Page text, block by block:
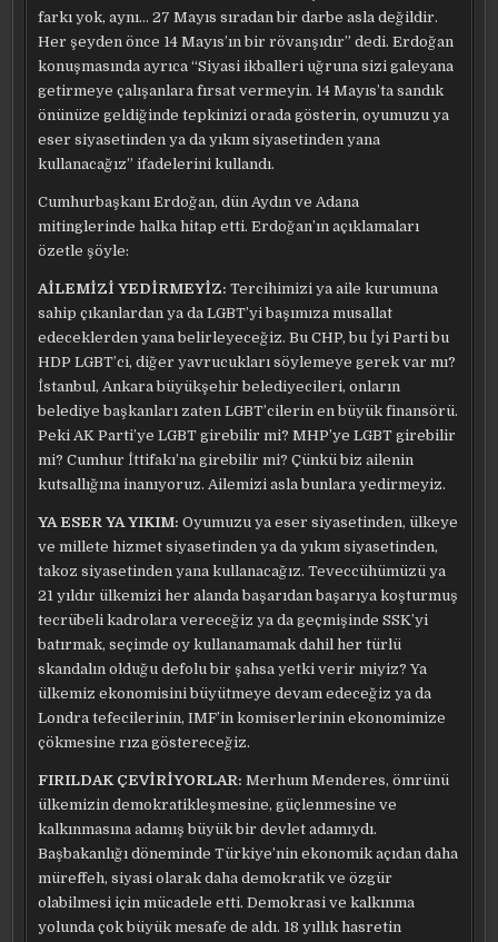
farkı yok, aynı… 27 Mayıs sıradan bir darbe asla değildir.
Her şeyden önce 14 Mayıs’ın bir rövanşıdır” dedi. Erdoğan
konuşmasında ayrıca “Siyasi ikballeri uğruna sizi galeyana
getirmeye çalışanlara fırsat vermeyin. 14 Mayıs’ta sandık
önünüze geldiğinde tepkinizi orada gösterin, oyumuzu ya
eser siyasetinden ya da yıkım siyasetinden yana
kullanacağız” ifadelerini kullandı.
Cumhurbaşkanı Erdoğan, dün Aydın ve Adana
mitinglerinde halka hitap etti. Erdoğan’ın açıklamaları
özetle şöyle:
AİLEMİZİ YEDİRMEYİZ: Tercihimizi ya aile kurumuna
sahip çıkanlardan ya da LGBT’yi başımıza musallat
edeceklerden yana belirleyeceğiz. Bu CHP, bu İyi Parti bu
HDP LGBT’ci, diğer yavrucukları söylemeye gerek var mı?
İstanbul, Ankara büyükşehir belediyecileri, onların
belediye başkanları zaten LGBT’cilerin en büyük finansörü.
Peki AK Parti’ye LGBT girebilir mi? MHP’ye LGBT girebilir
mi? Cumhur İttifakı’na girebilir mi? Çünkü biz ailenin
kutsallığına inanıyoruz. Ailemizi asla bunlara yedirmeyiz.
YA ESER YA YIKIM: Oyumuzu ya eser siyasetinden, ülkeye
ve millete hizmet siyasetinden ya da yıkım siyasetinden,
takoz siyasetinden yana kullanacağız. Teveccühümüzü ya
21 yıldır ülkemizi her alanda başarıdan başarıya koşturmuş
tecrübeli kadrolara vereceğiz ya da geçmişinde SSK’yi
batırmak, seçimde oy kullanamamak dahil her türlü
skandalın olduğu defolu bir şahsa yetki verir miyiz? Ya
ülkemiz ekonomisini büyütmeye devam edeceğiz ya da
Londra tefecilerinin, IMF’in komiserlerinin ekonomimize
çökmesine rıza göstereceğiz.
FIRILDAK ÇEVİRİYORLAR: Merhum Menderes, ömrünü
ülkemizin demokratikleşmesine, güçlenmesine ve
kalkınmasına adamış büyük bir devlet adamıydı.
Başbakanlığı döneminde Türkiye’nin ekonomik açıdan daha
müreffeh, siyasi olarak daha demokratik ve özgür
olabilmesi için mücadele etti. Demokrasi ve kalkınma
yolunda çok büyük mesafe de aldı. 18 yıllık hasretin